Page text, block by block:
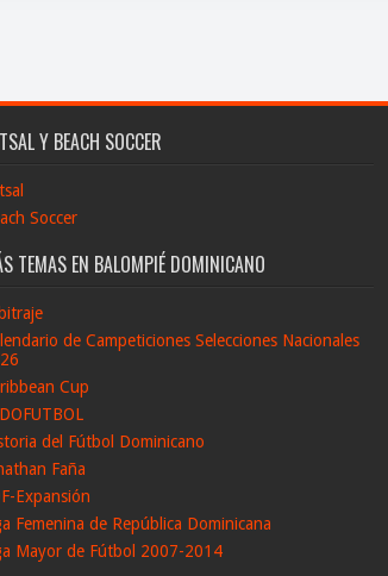
Y BEACH SOCCER
Soccer
TEMAS EN BALOMPIÉ DOMINICANO
de Campeticiones Selecciones Nacionales
Cup
del Fútbol Dominicano
Faña
Expansión
Femenina de República Dominicana
Mayor de Fútbol 2007-2014